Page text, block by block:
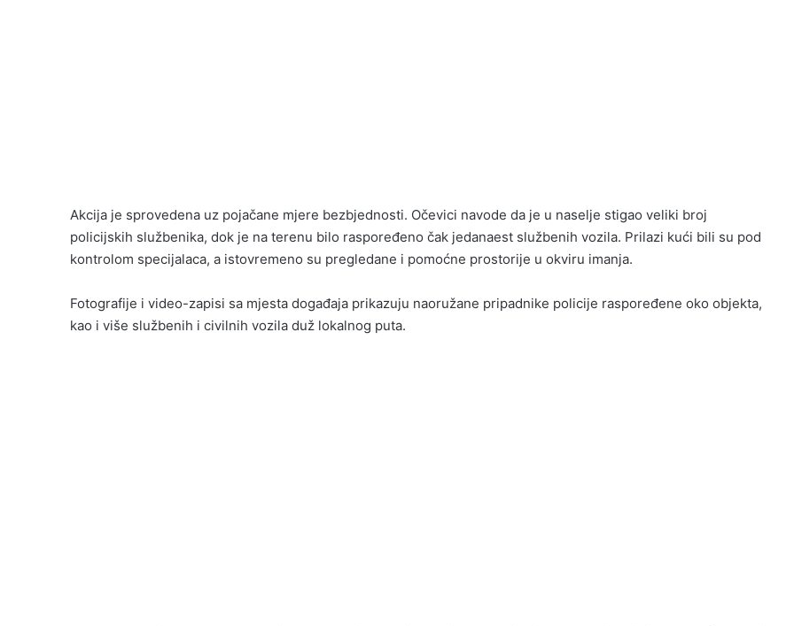
Akcija je sprovedena uz pojačane mjere bezbjednosti. Očevici navode da je u naselje stigao veliki broj
policijskih službenika, dok je na terenu bilo raspoređeno čak jedanaest službenih vozila. Prilazi kući bili su pod
kontrolom specijalaca, a istovremeno su pregledane i pomoćne prostorije u okviru imanja.
Fotografije i video-zapisi sa mjesta događaja prikazuju naoružane pripadnike policije raspoređene oko objekta,
kao i više službenih i civilnih vozila duž lokalnog puta.